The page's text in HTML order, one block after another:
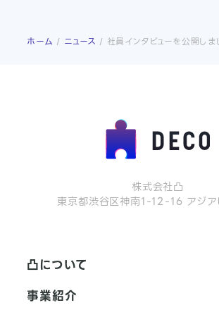
ホーム ニュース 社員インタビューを公開しま
株式会社凸
東京都渋谷区神南1-12-16 アジ
凸について
会社紹介
事業紹介